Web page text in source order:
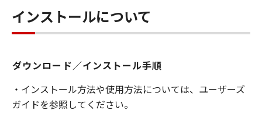
を商業的目的のために使用し、使用させ、複製
し、複製させ、頒布することはできません。キ
び利用につき一切の責任を負わず、また、本項
に基づくお客様による「印刷物」の使用および
利用もしくはこれらに関連して生じるお客様と
第三者との間の紛争または訴訟につき一切責任
を負わないものとします。
インストールについて
ダウンロード／インストール手順
・インストール方法や使用方法については、ユーザーズ
ガイドを参照してください。